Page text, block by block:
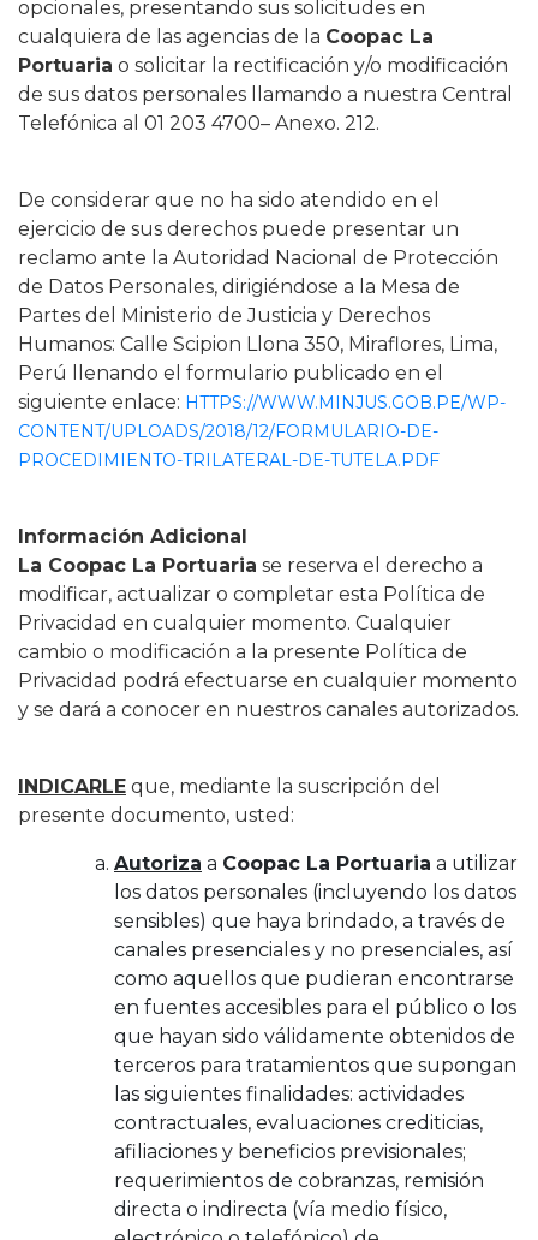
opcionales, presentando sus solicitudes en
cualquiera de las agencias de la Coopac La
Portuaria o solicitar la rectificación y/o modificación
de sus datos personales llamando a nuestra Central
Telefónica al 01 203 4700– Anexo. 212.
De considerar que no ha sido atendido en el
ejercicio de sus derechos puede presentar un
reclamo ante la Autoridad Nacional de Protección
de Datos Personales, dirigiéndose a la Mesa de
Partes del Ministerio de Justicia y Derechos
Humanos: Calle Scipion Llona 350, Miraflores, Lima,
Perú llenando el formulario publicado en el
siguiente enlace: HTTPS://WWW.MINJUS.GOB.PE/WP-
CONTENT/UPLOADS/2018/12/FORMULARIO-DE-
PROCEDIMIENTO-TRILATERAL-DE-TUTELA.PDF
Información Adicional
La Coopac La Portuaria se reserva el derecho a
modificar, actualizar o completar esta Política de
Privacidad en cualquier momento. Cualquier
cambio o modificación a la presente Política de
Privacidad podrá efectuarse en cualquier momento
y se dará a conocer en nuestros canales autorizados.
INDICARLE que, mediante la suscripción del
presente documento, usted:
Autoriza a Coopac La Portuaria a utilizar
los datos personales (incluyendo los datos
sensibles) que haya brindado, a través de
canales presenciales y no presenciales, así
como aquellos que pudieran encontrarse
en fuentes accesibles para el público o los
que hayan sido válidamente obtenidos de
terceros para tratamientos que supongan
las siguientes finalidades: actividades
contractuales, evaluaciones crediticias,
afiliaciones y beneficios previsionales;
requerimientos de cobranzas, remisión
directa o indirecta (vía medio físico,